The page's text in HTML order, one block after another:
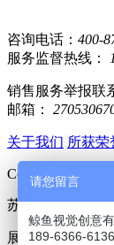
咨询电话： 400-
服务监督热线：
销售服务举报联
邮箱：
关于我们 所获荣
Copyright 2019
苏ICP备
展厅多媒体：
请您留言
鲸鱼视觉创意
189-6366-6136